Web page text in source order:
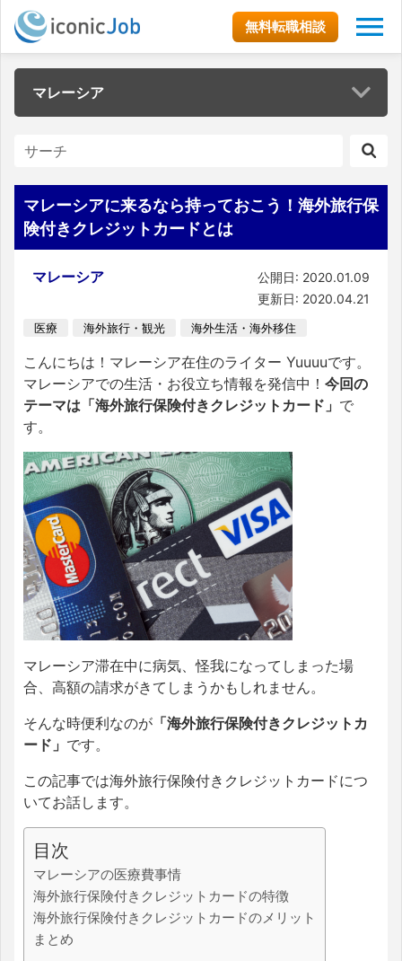
無料転職相談
マレーシア
マレーシアに来るなら持っておこう！海外旅行保
険付きクレジットカードとは
マレーシア
公開日: 2020.01.09
更新日: 2020.04.21
医療 海外旅行・観光 海外生活・海外移住
こんにちは！マレーシア在住のライター Yuuuuです。
マレーシアでの生活・お役立ち情報を発信中！ 今回の
テーマは「海外旅行保険付きクレジットカード」 で
す。
マレーシア滞在中に病気、怪我になってしまった場
合、高額の請求がきてしまうかもしれません。
そんな時便利なのが 「海外旅行保険付きクレジットカ
ード」 です。
この記事では海外旅行保険付きクレジットカードにつ
いてお話します。
目次
マレーシアの医療費事情
海外旅行保険付きクレジットカードの特徴
海外旅行保険付きクレジットカードのメリット
まとめ